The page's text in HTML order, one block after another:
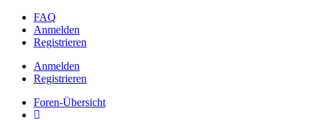
FAQ
Anmelden
Registrieren
Anmelden
Registrieren
Foren-Übersicht